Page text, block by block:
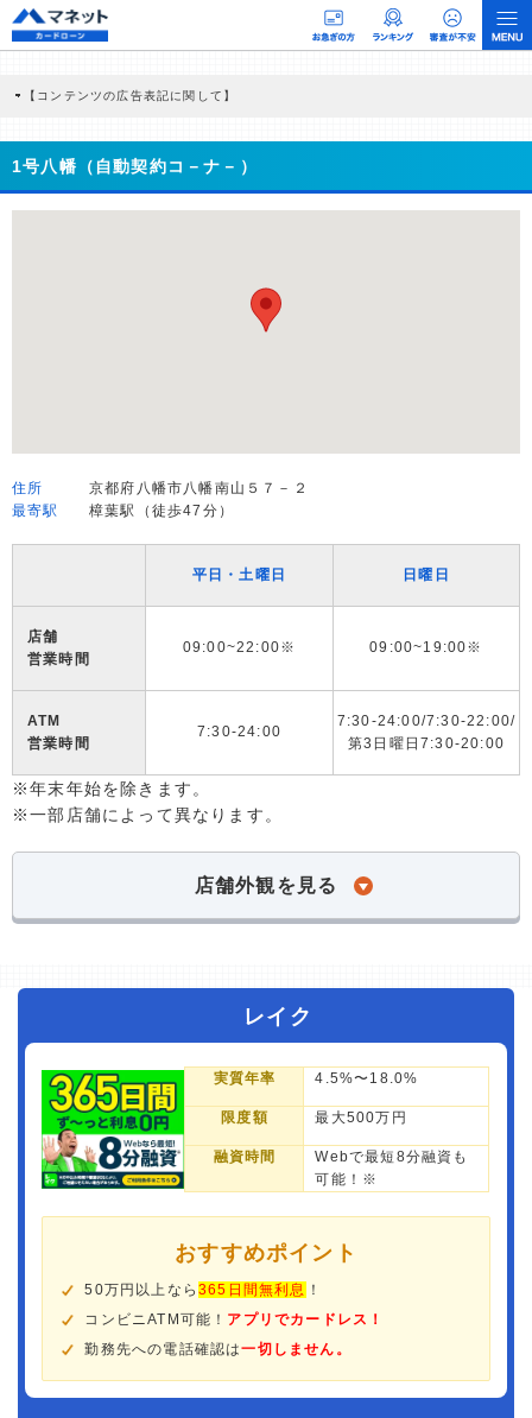
【コンテンツの広告表記に関して】
商品を根拠なくPRするものではなく、当編集部の調査／ユーザーへの口コミ収集な
どに基づき、公平性を担保した情報提供を行っています。
>提携企業一覧
1号八幡（自動契約コ－ナ－）
住所
京都府八幡市八幡南山５７－２
最寄駅
樟葉駅（徒歩47分）
平日・土曜日 日曜日
店舗
営業時間
09:00~22:00※ 09:00~19:00※
ATM
営業時間
7:30-24:00
7:30-24:00/7:30-22:00/
第3日曜日7:30-20:00
※年末年始を除きます。
※一部店舗によって異なります。
店舗外観を見る
レイク
実質年率 4.5%〜18.0%
限度額 最大500万円
融資時間
Webで最短8分融資も
可能！※
おすすめポイント
50万円以上なら365日間無利息 ！
コンビニATM可能！ アプリでカードレス！
勤務先への電話確認は一切しません。